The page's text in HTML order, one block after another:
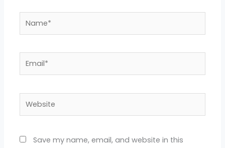
Email*
Website
Save my name, email, and website in this